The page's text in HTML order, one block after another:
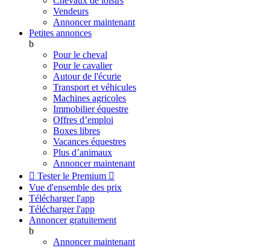
Vendeurs
Annoncer maintenant
Petites annonces
b
Pour le cheval
Pour le cavalier
Autour de l'écurie
Transport et véhicules
Machines agricoles
Immobilier équestre
Offres d’emploi
Boxes libres
Vacances équestres
Plus d’animaux
Annoncer maintenant
 Tester le Premium 
Vue d'ensemble des prix
Télécharger l'app
Télécharger l'app
Annoncer gratuitement
b
Annoncer maintenant